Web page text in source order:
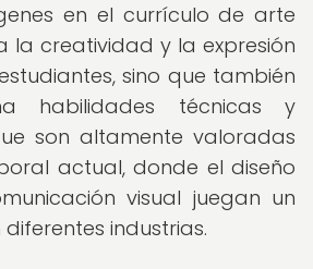
en el currículo de arte
la creatividad y la expresión
sino que también
habilidades técnicas y
son altamente valoradas
actual, donde el diseño
visual juegan un
industrias.